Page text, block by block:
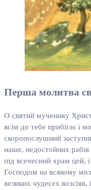
Перша молитва
О святий мученику
всім до тебе прибігає і
скоропослушний
наше, недостойних рабів
під всечесний храм цей,
Господом на всякому
великих чудесех